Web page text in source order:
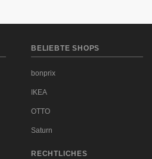
BELIEBTE SHOPS
bonprix
IKEA
OTTO
Saturn
RECHTLICHES